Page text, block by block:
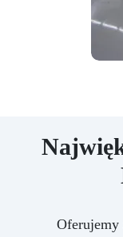
Oferujemy